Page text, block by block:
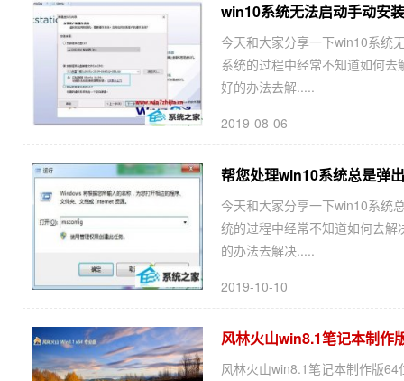
win10系统无法启动手动安
今天和大家分享一下win10系统
系统的过程中经常不知道如何
好的办法去解.....
2019-08-06
帮您处理win10系统总是弹
今天和大家分享一下win10系统
统的过程中经常不知道如何去
的办法去解决.....
2019-10-10
风林火山win8.1笔记本制作
风林火山win8.1笔记本制作版